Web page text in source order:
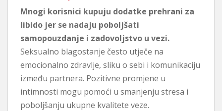
Mnogi korisnici kupuju dodatke prehrani za
libido jer se nadaju poboljšati
samopouzdanje i zadovoljstvo u vezi.
Seksualno blagostanje često utječe na
emocionalno zdravlje, sliku o sebi i komunikaciju
između partnera. Pozitivne promjene u
intimnosti mogu pomoći u smanjenju stresa i
poboljšanju ukupne kvalitete veze.